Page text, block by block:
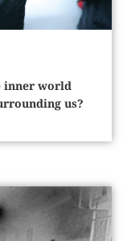
inner world
us?